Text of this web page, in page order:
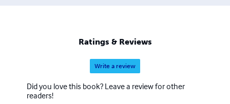
Ratings & Reviews
Write a review
Did you love this book? Leave a review for other
readers!